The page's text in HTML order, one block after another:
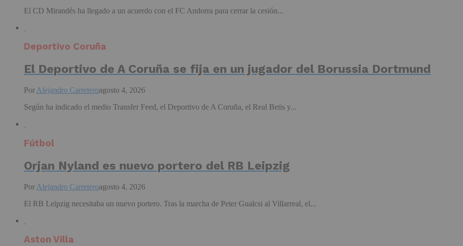
El CD Mirandés ha llegado a un acuerdo con el FC Andorra para cerrar la cesión...
Deportivo Coruña
El Deportivo de A Coruña se fija en un jugador del Borussia Dortmund
Por Alejandro Carreteroagosto 4, 2026
Según ha indicado el medio Transfer Feed, el Deportivo de A Coruña, el Real Betis y...
Fútbol
Orjan Nyland es nuevo portero del RB Leipzig
Por Alejandro Carreteroagosto 4, 2026
El RB Leipzig necesitaba un nuevo portero. Tras la marcha de Peter Gualcsi al Villarreal, el...
Aston Villa